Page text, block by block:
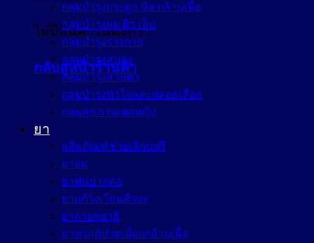
ไม่มีสินค้าในตะกร้า
กลับสู่หน้าร้านค้า
กลุ่มบำรุงกระดูก ข้อ กล้ามเนื้อ
กลุ่มบำรุงผม ผิว เล็บ
กลุ่มบำรุงร่างกาย
กลุ่มบำรุงสมอง
กลุ่มบำรุงสายตา
กลุ่มบำรุงหัวใจและหลอดเลือด
กลุ่มสุขภาพเพศหญิง
ยา
ผลิตภัณฑ์ช่วยเลิกบุหรี่
ยาอม
ยาพ่นปากคอ
ยาแก้วิงเวียนศีรษะ
ยาถ่ายพยาธิ
ยาทาแก้ปวดเมื่อยกล้ามเนื้อ